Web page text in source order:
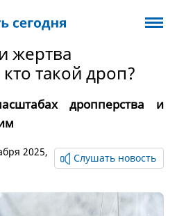
жертва
такой дроп?
дропперства и
2025,
Слушать новость